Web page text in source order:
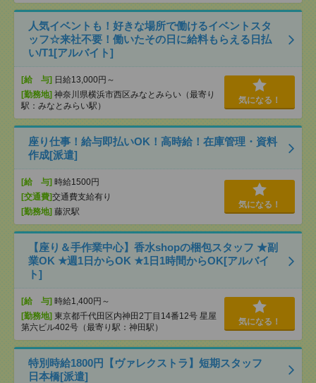
人気イベントも！好きな場所で働けるイベントスタ
ッフ☆来社不要！働いたその日に給料もらえる日払
い/T1[アルバイト]
[給 与] 日給13,000円～
[勤務地] 神奈川県横浜市西区みなとみらい（最寄り
駅：みなとみらい駅）
気になる！
座り仕事！給与即払いOK！高時給！在庫管理・資料
作成[派遣]
[給 与] 時給1500円
[交通費]交通費支給有り
[勤務地] 藤沢駅
気になる！
【座り＆手作業中心】香水shopの梱包スタッフ ★副
業OK ★週1日からOK ★1日1時間からOK[アルバイ
ト]
[給 与] 時給1,400円～
[勤務地] 東京都千代田区内神田2丁目14番12号 星屋
第六ビル402号（最寄り駅：神田駅）
気になる！
特別時給1800円【ヴァレクストラ】短期スタッフ
日本橋[派遣]